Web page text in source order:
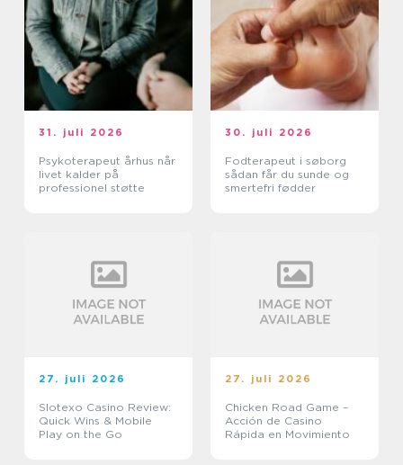
31. juli 2026
Psykoterapeut århus når
livet kalder på
professionel støtte
30. juli 2026
Fodterapeut i søborg
sådan får du sunde og
smertefri fødder
27. juli 2026
Slotexo Casino Review:
Quick Wins & Mobile
Play on the Go
27. juli 2026
Chicken Road Game –
Acción de Casino
Rápida en Movimiento